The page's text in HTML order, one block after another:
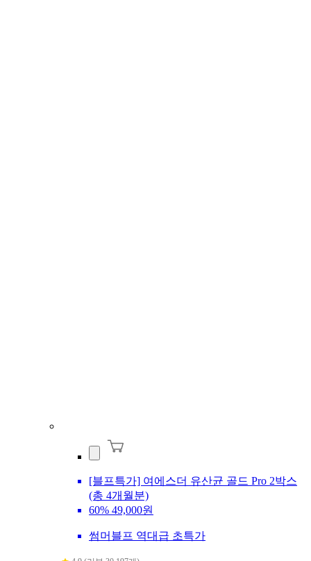
[블프특가] 여에스더 유산균 골드 Pro 2박스
(총 4개월분)
60% 49,000원
썸머블프 역대급 초특가